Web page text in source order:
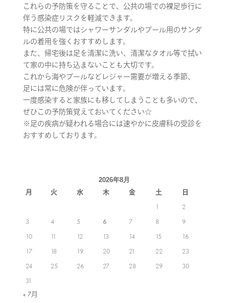
これらの予防策を守ることで、公共の場での裸足歩行に
伴う感染症リスクを軽減できます。
特に公共の場ではシャワーサンダルやプール用のサンダ
ルの着用を強くおすすめします。
また、帰宅後は足を清潔に洗い、清潔なタオル等で拭い
て家の中に持ち込まないことも大切です。
これから海やプールなどレジャー需要が増える季節、
足には常に危険が伴っています。
一度感染すると家族にも移してしまうことも多いので、
ぜひこの予防策覚えておいてください☆
※足の疾病が疑われる場合には速やかに皮膚科の受診を
おすすめしております。
2026年8月
月 火 水 木 金 土
日
1
2
3
4 5 6 7 8
9
10
11 12 13 14 15
16
17
18 19 20 21 22
23
24
25 26 27 28 29
30
31
« 7月